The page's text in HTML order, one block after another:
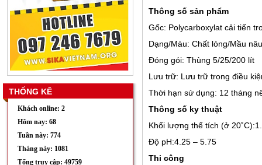
THỐNG KÊ
Khách online: 2
Hôm nay: 68
Tuần này: 774
Tháng này: 1081
Tổng truy cập: 49759
Thông số sản phẩm
Gốc: Polycarboxylat cải tiến
Dạng/Màu: Chất lỏng/Mầu
Đóng gói: Thùng 5/25/200 lít
Lưu trữ: Lưu trữ trong điều
Thời hạn sử dụng: 12 tháng
Thông số ky thuật
Khối lượng thể tích (ở
Độ pH:4.25 – 5.75
Thi công